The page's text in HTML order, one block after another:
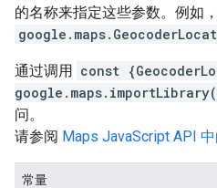
的名称来指定这些参数。例如，
通过调用 const
问。
请参阅 Maps JavaScript API
常量